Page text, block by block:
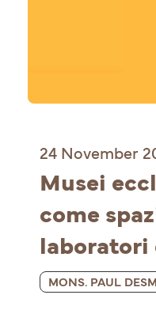
24 November
Musei
come
MONS. PAUL